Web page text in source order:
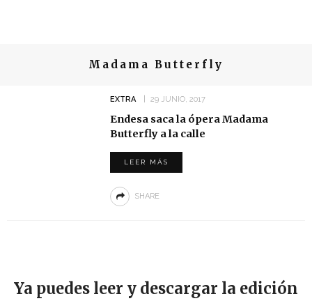
Madama Butterfly
EXTRA 29 JUNIO, 2017
Endesa saca la ópera Madama
Butterfly a la calle
LEER MÁS
SHARE
Ya puedes leer y descargar la edición